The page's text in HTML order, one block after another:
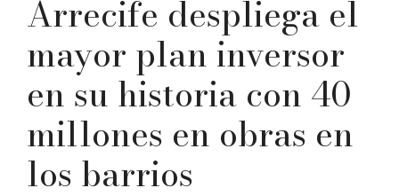
Arrecife despliega el
mayor plan inversor
en su historia con 40
millones en obras en
los barrios